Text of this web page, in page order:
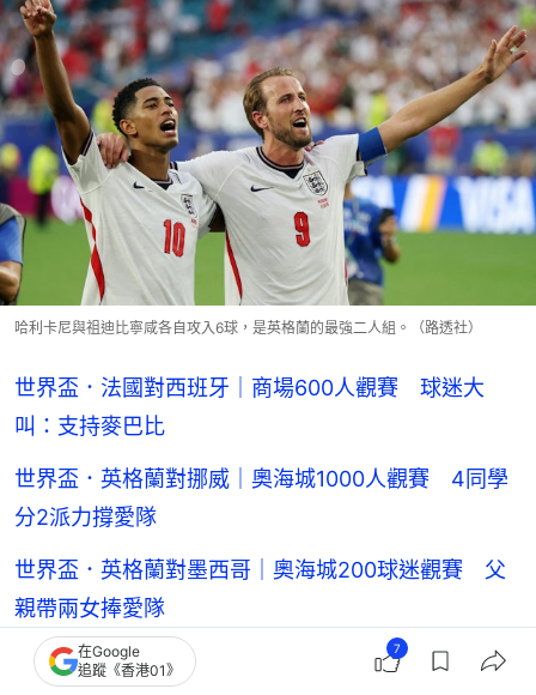
哈利卡尼與祖迪比寧咸各自攻入6球，是英格蘭的最強二人組。（路透社）
世界盃．法國對西班牙｜商場600人觀賽 球迷大
叫：支持麥巴比
世界盃．英格蘭對挪威｜奧海城1000人觀賽 4同學
分2派力撐愛隊
世界盃．英格蘭對墨西哥｜奧海城200球迷觀賽 父
親帶兩女捧愛隊
世界盃︱阿根廷加時險勝佛得角 奧海城商場歡呼聲
在Google
追蹤《香港01》
7